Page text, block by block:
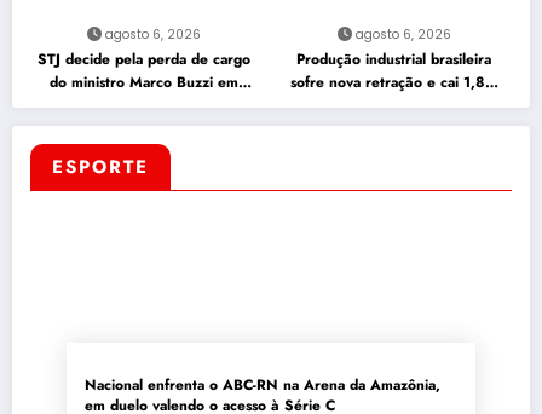
agosto 6, 2026
STJ decide pela perda de cargo
do ministro Marco Buzzi em
caso de assédio
agosto 6, 2026
Produção industrial brasileira
sofre nova retração e cai 1,8%
em junho
ESPORTE
Nacional enfrenta o ABC-RN na Arena da Amazônia,
em duelo valendo o acesso à Série C